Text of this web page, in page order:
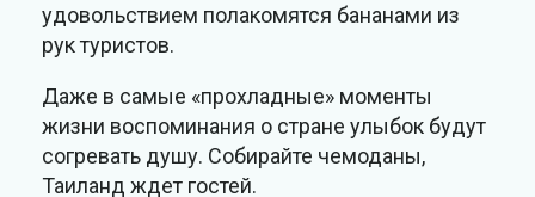
удовольствием полакомятся бананами из
рук туристов.
Даже в самые «прохладные» моменты
жизни воспоминания о стране улыбок будут
согревать душу. Собирайте чемоданы,
Таиланд ждет гостей.